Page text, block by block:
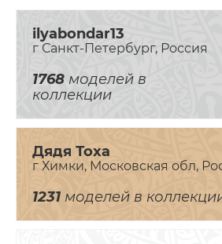
ilyabondar13
г Санкт-Петербург, Россия
1768 моделей в
коллекции
Дядя Тоха
г Химки, Московская обл,
1231 моделей в